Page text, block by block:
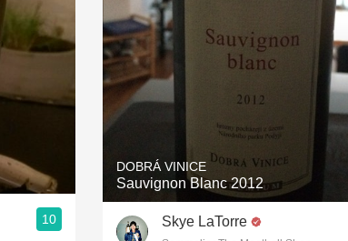
10
DOBRÁ VINICE
Sauvignon Blanc 2012
Skye LaTorre